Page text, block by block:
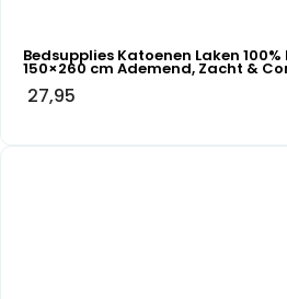
Bedsupplies Katoenen Laken
150×260 cm Ademend, Zacht &
27,95